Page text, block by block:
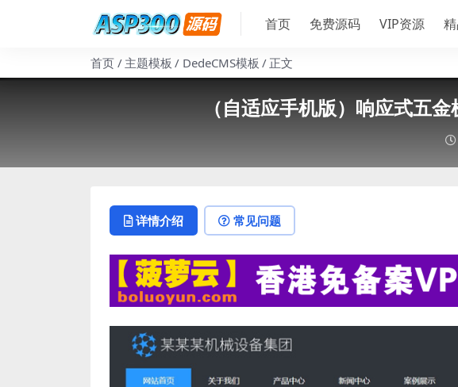
首页 免费源码 VIP资源
首页 主题模板 DedeCMS模板 正文
（自适应手机版）响应式五
详情介绍 常见问题